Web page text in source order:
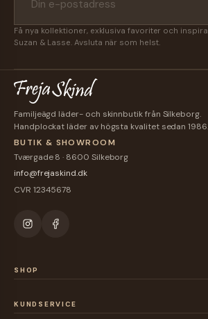
Få nya kollektioner, exklusiva favoriter och
Suzan & Lasse. Avsluta när som helst.
Familjeägd läder- och skinnbutik från Silkeborg.
Handplockat läder av högsta kvalitet sedan 1986.
BUTIK & SHOWROOM
Tværgade 8 · 8600 Silkeborg
info@frejaskind.dk
CVR 12345678
SHOP
KUNDSERVICE